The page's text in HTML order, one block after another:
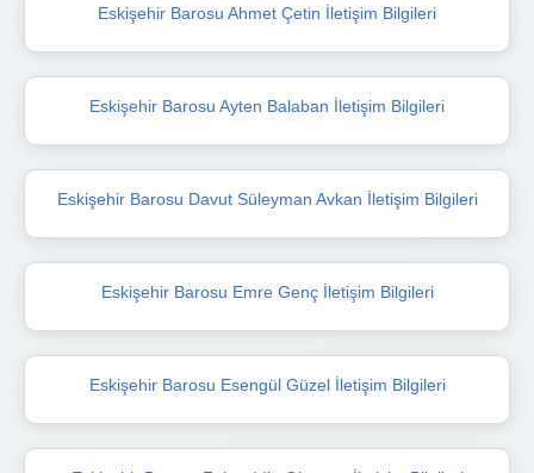
Eskişehir Barosu Ahmet Çetin İletişim Bilgileri
Eskişehir Barosu Ayten Balaban İletişim Bilgileri
Eskişehir Barosu Davut Süleyman Avkan İletişim Bilgileri
Eskişehir Barosu Emre Genç İletişim Bilgileri
Eskişehir Barosu Esengül Güzel İletişim Bilgileri